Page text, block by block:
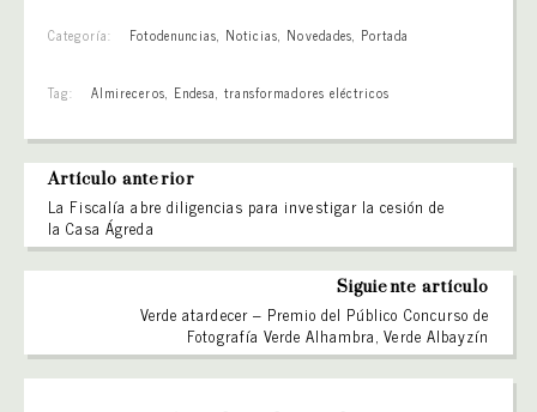
Categoría: Fotodenuncias, Noticias, Novedades, Portada
Tag: Almireceros, Endesa,transformadores eléctricos
Artículo anterior
La Fiscalía abre diligencias para investigar la cesión de
la Casa Ágreda
Siguiente artículo
Verde atardecer – Premio del Público Concurso de
Fotografía Verde Alhambra, Verde Albayzín